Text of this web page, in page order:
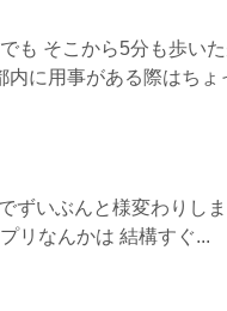
も そこから5分も歩い
に用事がある際はちょ
ずいぶんと様変わりし
リなんかは 結構すぐ...